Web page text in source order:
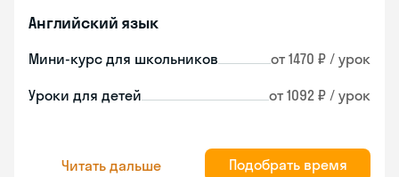
Английский язык
Мини-курс для школьников от 1470 ₽ / урок
Уроки для детей от 1092 ₽ / урок
Читать дальше Подобрать время